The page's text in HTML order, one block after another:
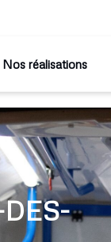
Nos réalisations